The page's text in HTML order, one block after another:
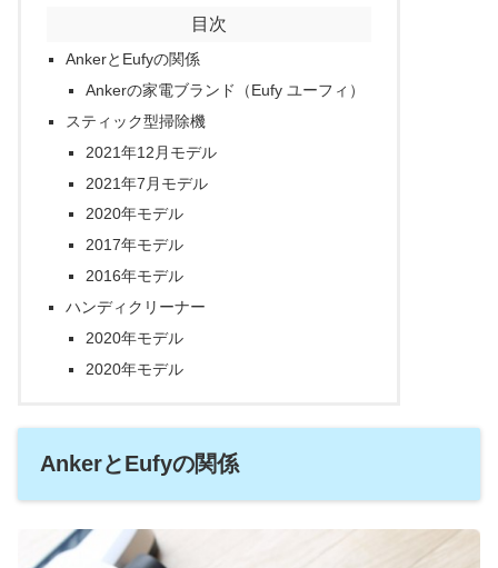
目次
AnkerとEufyの関係
Ankerの家電ブランド（Eufy ユーフィ）
スティック型掃除機
2021年12月モデル
2021年7月モデル
2020年モデル
2017年モデル
2016年モデル
ハンディクリーナー
2020年モデル
2020年モデル
AnkerとEufyの関係